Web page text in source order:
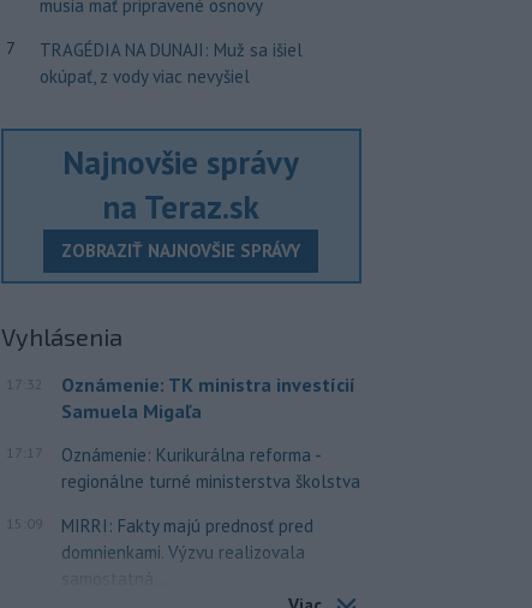
musia mať pripravené osnovy
7
TRAGÉDIA NA DUNAJI: Muž sa išiel
okúpať, z vody viac nevyšiel
Najnovšie správy
na Teraz.sk
ZOBRAZIŤ NAJNOVŠIE SPRÁVY
Vyhlásenia
17:32
Oznámenie: TK ministra investícií
Samuela Migaľa
17:17
Oznámenie: Kurikurálna reforma -
regionálne turné ministerstva školstva
15:09
MIRRI: Fakty majú prednosť pred
domnienkami. Výzvu realizovala
samostatná...